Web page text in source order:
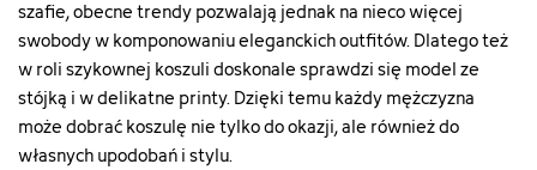
szafie, obecne trendy pozwalają jednak na nieco więcej
swobody w komponowaniu eleganckich outfitów. Dlatego też
w roli szykownej koszuli doskonale sprawdzi się model ze
stójką i w delikatne printy. Dzięki temu każdy mężczyzna
może dobrać koszulę nie tylko do okazji, ale również do
własnych upodobań i stylu.